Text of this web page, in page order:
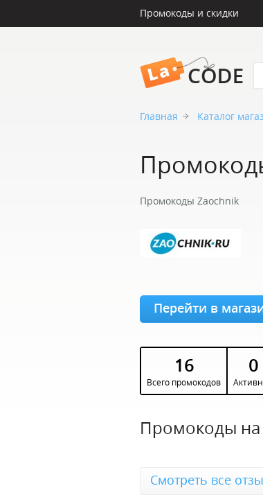
Промокоды и скидки
Главная Каталог
Промокоды Zaochnik
Перейти в
16
Всего промокодов
0
Промокоды на
Смотреть все